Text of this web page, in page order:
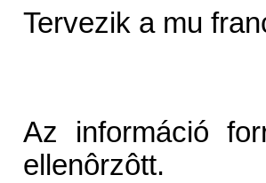
Tervezik a mu
Az információ
ellenôrzôtt.